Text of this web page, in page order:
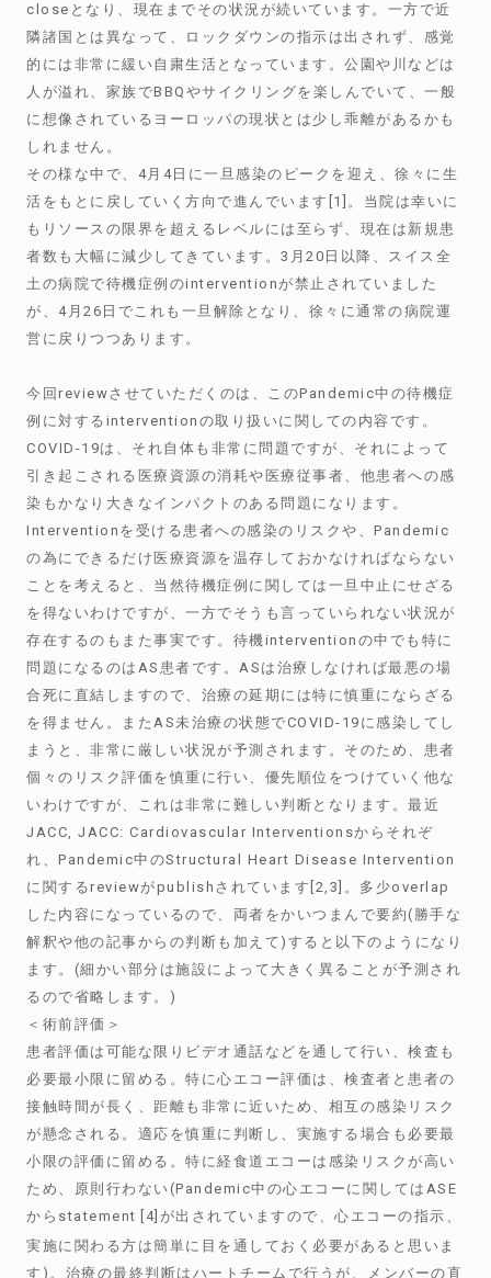
closeとなり、現在までその状況が続いています。一方で近
隣諸国とは異なって、ロックダウンの指示は出されず、感覚
的には非常に緩い自粛生活となっています。公園や川などは
人が溢れ、家族でBBQやサイクリングを楽しんでいて、一般
に想像されているヨーロッパの現状とは少し乖離があるかも
しれません。
その様な中で、4月4日に一旦感染のピークを迎え、徐々に生
活をもとに戻していく方向で進んでいます[1]。当院は幸いに
もリソースの限界を超えるレベルには至らず、現在は新規患
者数も大幅に減少してきています。3月20日以降、スイス全
土の病院で待機症例のinterventionが禁止されていました
が、4月26日でこれも一旦解除となり、徐々に通常の病院運
営に戻りつつあります。
今回reviewさせていただくのは、このPandemic中の待機症
例に対するinterventionの取り扱いに関しての内容です。
COVID-19は、それ自体も非常に問題ですが、それによって
引き起こされる医療資源の消耗や医療従事者、他患者への感
染もかなり大きなインパクトのある問題になります。
Interventionを受ける患者への感染のリスクや、Pandemic
の為にできるだけ医療資源を温存しておかなければならない
ことを考えると、当然待機症例に関しては一旦中止にせざる
を得ないわけですが、一方でそうも言っていられない状況が
存在するのもまた事実です。待機interventionの中でも特に
問題になるのはAS患者です。ASは治療しなければ最悪の場
合死に直結しますので、治療の延期には特に慎重にならざる
を得ません。またAS未治療の状態でCOVID-19に感染してし
まうと、非常に厳しい状況が予測されます。そのため、患者
個々のリスク評価を慎重に行い、優先順位をつけていく他な
いわけですが、これは非常に難しい判断となります。最近
JACC, JACC: Cardiovascular Interventionsからそれぞ
れ、Pandemic中のStructural Heart Disease Intervention
に関するreviewがpublishされています[2,3]。多少overlap
した内容になっているので、両者をかいつまんで要約(勝手な
解釈や他の記事からの判断も加えて)すると以下のようになり
ます。(細かい部分は施設によって大きく異ることが予測され
るので省略します。)
＜術前評価＞
患者評価は可能な限りビデオ通話などを通して行い、検査も
必要最小限に留める。特に心エコー評価は、検査者と患者の
接触時間が長く、距離も非常に近いため、相互の感染リスク
が懸念される。適応を慎重に判断し、実施する場合も必要最
小限の評価に留める。特に経食道エコーは感染リスクが高い
ため、原則行わない(Pandemic中の心エコーに関してはASE
からstatement
[4]が出されていますので、心エコーの指示、
実施に関わる方は簡単に目を通しておく必要があると思いま
す)。治療の最終判断はハートチームで行うが、メンバーの直